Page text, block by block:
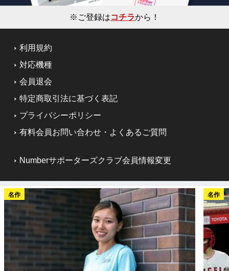
※ご登録はコチラから！
利用規約
対応機種
会員退会
特定商取引法に基づく表記
プライバシーポリシー
有料会員お問い合わせ・よくあるご質問
Numberサポーターズクラブ会員情報変更
名作 名作